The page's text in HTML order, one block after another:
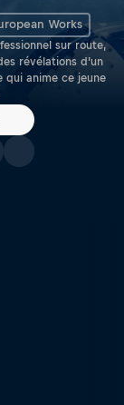
Works
sur route,
révélations d’un
qui anime ce jeune